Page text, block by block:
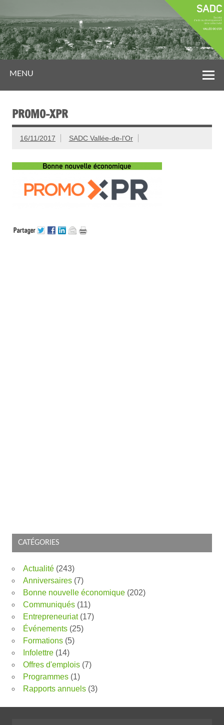
MENU
PROMO-XPR
16/11/2017 SADC Vallée-de-l'Or
CATÉGORIES
Actualité (243)
Anniversaires (7)
Bonne nouvelle économique (202)
Communiqués (11)
Entrepreneuriat(17)
Événements (25)
Formations (5)
Infolettre (14)
Offres d'emplois (7)
Programmes (1)
Rapports annuels (3)